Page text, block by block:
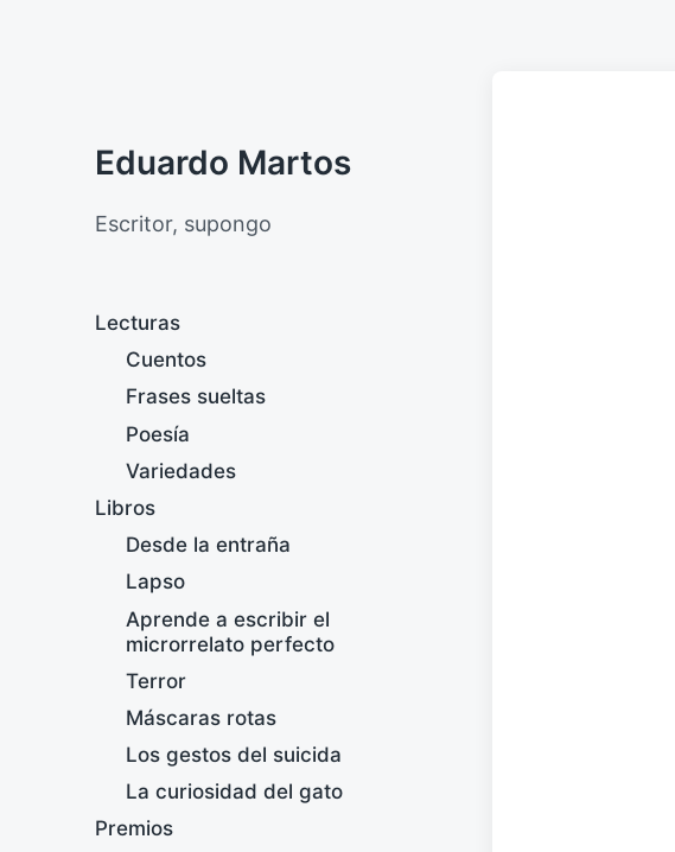
Eduardo Martos
Escritor, supongo
Lecturas
Cuentos
Frases sueltas
Poesía
Variedades
Libros
Desde la entraña
Lapso
Aprende a escribir el
microrrelato perfecto
Terror
Máscaras rotas
Los gestos del suicida
La curiosidad del gato
Premios